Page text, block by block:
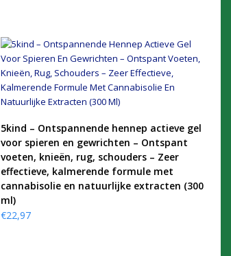
KOOP PRODUCT
5kind – Ontspannende hennep actieve gel
voor spieren en gewrichten – Ontspant
voeten, knieën, rug, schouders – Zeer
effectieve, kalmerende formule met
cannabisolie en natuurlijke extracten (300
ml)
€22,97